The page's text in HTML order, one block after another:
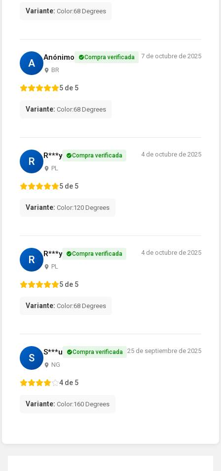
Variante: Color:68 Degrees
A Anónimo Compra verificada
BR
7 de octubre de 2025
5 de 5
Variante: Color:68 Degrees
R R***y Compra verificada
PL
4 de octubre de 2025
5 de 5
Variante: Color:120 Degrees
R R***y Compra verificada
PL
4 de octubre de 2025
5 de 5
Variante: Color:68 Degrees
S S***u Compra verificada
NG
25 de septiembre de 2025
4 de 5
Variante: Color:160 Degrees